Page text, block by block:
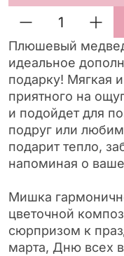
Плюшевый
идеальное
подарку! Мягкая
приятного на
и подойдет для
подруг или
подарит тепло,
напоминая о
Мишка
цветочной
сюрпризом к
марта, Дню всех